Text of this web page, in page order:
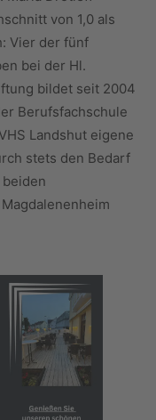
von 1,0 als
Vier der fünf
bei der Hl.
bildet seit 2004
Berufsfachschule
Landshut eigene
stets den Bedarf